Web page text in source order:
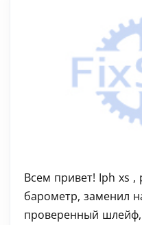
Всем привет! Iph xs ,
барометр, заменил
проверенный